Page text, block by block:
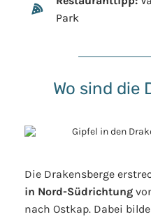
Park
Wo sind die
Die Drakensberge
in Nord-Südrichtung
nach Ostkap. Dabei